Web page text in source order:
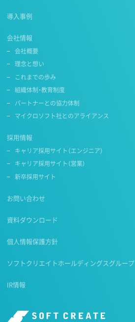
導入事例
会社情報
会社概要
理念と想い
これまでの歩み
組織体制・教育制度
パートナーとの協力体制
マイクロソフト社とのアライアンス
採用情報
キャリア採用サイト（エンジニア）
キャリア採用サイト（営業）
新卒採用サイト
お問い合わせ
資料ダウンロード
個人情報保護方針
ソフトクリエイトホールディングスグループ
IR情報